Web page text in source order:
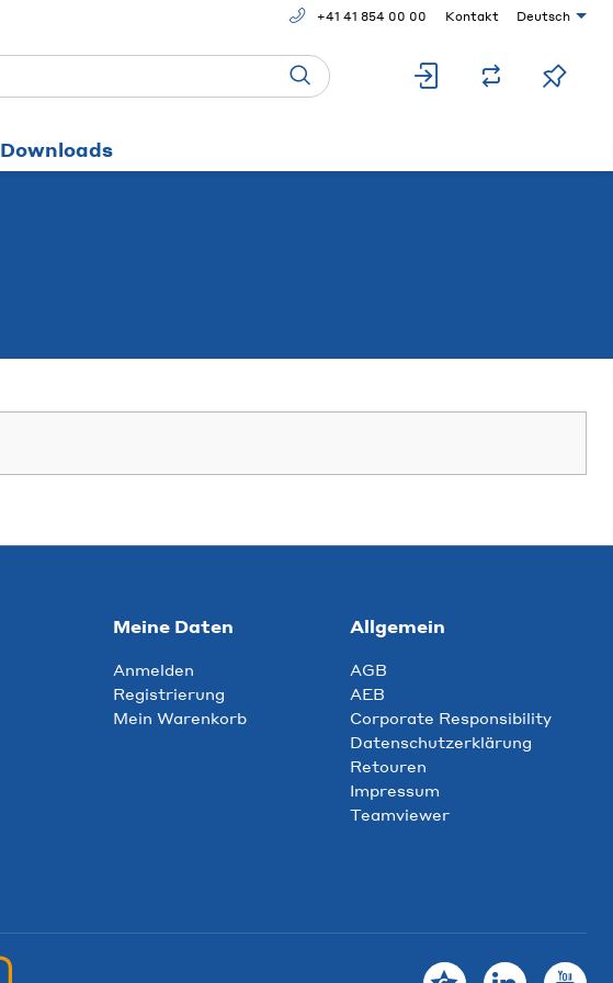
+41 41 854 00 00 Kontakt Deutsch
Downloads
Meine Daten
Anmelden
Registrierung
Mein Warenkorb
Allgemein
AGB
AEB
Corporate Responsibility
Datenschutzerklärung
Retouren
Impressum
Teamviewer